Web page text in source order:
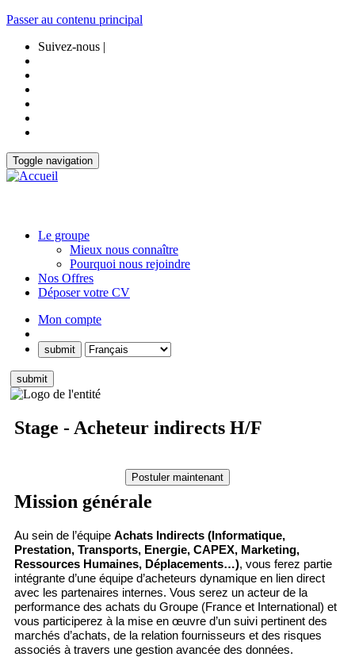
Passer au contenu principal
Suivez-nous |
Toggle navigation
Le groupe
Mieux nous connaître
Pourquoi nous rejoindre
Nos Offres
Déposer votre CV
Mon compte
Stage - Acheteur indirects H/F
Mission générale
Au sein de l’équipe Achats Indirects (Informatique,
Prestation, Transports, Energie, CAPEX, Marketing,
Ressources Humaines, Déplacements…), vous ferez partie
intégrante d’une équipe d’acheteurs dynamique en lien direct
avec les partenaires internes. Vous serez un acteur de la
performance des achats du Groupe (France et International) et
vous participerez à la mise en œuvre d’un suivi pertinent des
marchés d’achats, de la relation fournisseurs et des risques
associés à travers une gestion avancée des données.